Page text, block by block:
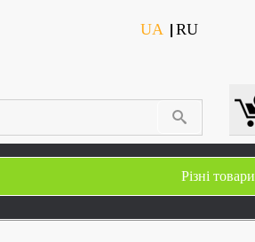
UA RU
Різні товари